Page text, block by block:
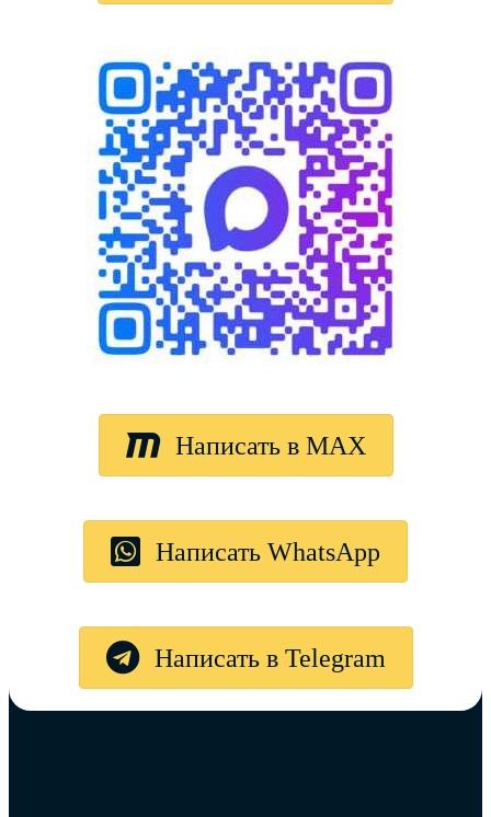
Написать в MAX
Написать WhatsApp
Написать в Telegram